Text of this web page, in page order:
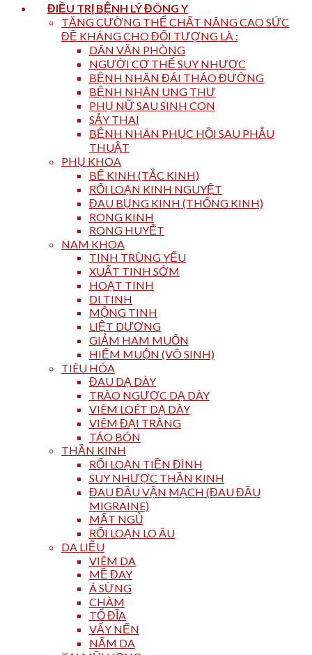
ĐIỀU TRỊ BỆNH LÝ ĐÔNG Y
TĂNG CƯỜNG THỂ CHẤT NÂNG CAO SỨC
ĐỀ KHÁNG CHO ĐỐI TƯỢNG LÀ :
DÂN VĂN PHÒNG
NGƯỜI CƠ THỂ SUY NHƯỢC
BỆNH NHÂN ĐÁI THÁO ĐƯỜNG
BỆNH NHÂN UNG THƯ
PHỤ NỮ SAU SINH CON
SẢY THAI
BỆNH NHÂN PHỤC HỒI SAU PHẪU
THUẬT
PHỤ KHOA
BẾ KINH (TẮC KINH)
RỐI LOẠN KINH NGUYỆT
ĐAU BỤNG KINH (THỐNG KINH)
RONG KINH
RONG HUYẾT
NAM KHOA
TINH TRÙNG YẾU
XUẤT TINH SỚM
HOẠT TINH
DI TINH
MỘNG TINH
LIỆT DƯƠNG
GIẢM HAM MUỐN
HIẾM MUỘN (VÔ SINH)
TIÊU HÓA
ĐAU DẠ DÀY
TRÀO NGƯỢC DẠ DÀY
VIÊM LOÉT DẠ DÀY
VIÊM ĐẠI TRÀNG
TÁO BÓN
THẦN KINH
RỐI LOẠN TIỀN ĐÌNH
SUY NHƯỢC THẦN KINH
ĐAU ĐẦU VẬN MẠCH (ĐAU ĐẦU
MIGRAINE)
MẤT NGỦ
RỐI LOẠN LO ÂU
DA LIỄU
VIÊM DA
MỀ ĐAY
Á SỪNG
CHÀM
TỔ ĐĨA
VẨY NẾN
NẤM DA